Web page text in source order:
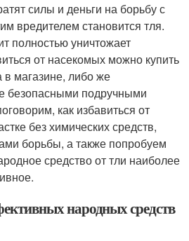
силы и деньги на борьбу с
вредителем становится тля.
полностью уничтожает
от насекомых можно купить
магазине, либо же
безопасными подручными
как избавиться от
без химических средств,
борьбы, а также попробуем
средство от тли наиболее
народных средств